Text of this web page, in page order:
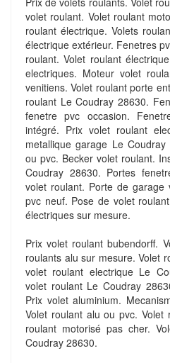
volet roulant. Volet roulant
roulant électrique. Volets
électrique extérieur. Fenetres
roulant. Volet roulant
electriques. Moteur volet
venitiens. Volet roulant porte
roulant Le Coudray 28630.
fenetre pvc occasion.
intégré. Prix volet roulant
metallique garage Le
ou pvc. Becker volet roulant.
Coudray 28630. Portes
volet roulant. Porte de garage
pvc neuf. Pose de volet
électriques sur mesure.
Prix volet roulant bubendorff.
roulants alu sur mesure. Volet
volet roulant electrique Le
volet roulant Le Coudray
Prix volet aluminium.
Volet roulant alu ou pvc. Volet
roulant motorisé pas cher.
Coudray 28630.